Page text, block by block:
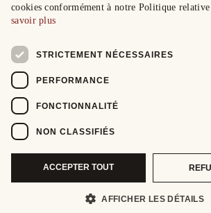
cookies conformément à notre Politique
savoir plus
STRICTEMENT NÉCESSAIRES
PERFORMANCE
FONCTIONNALITÉ
NON CLASSIFIÉS
ACCEPTER TOUT
AFFICHER LES DÉTAILS